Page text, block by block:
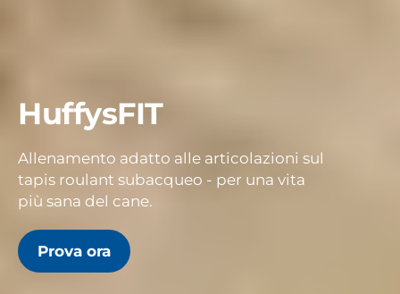
HuffysFIT
Allenamento adatto alle articolazioni sul
tapis roulant subacqueo - per una vita
più sana del cane.
Prova ora